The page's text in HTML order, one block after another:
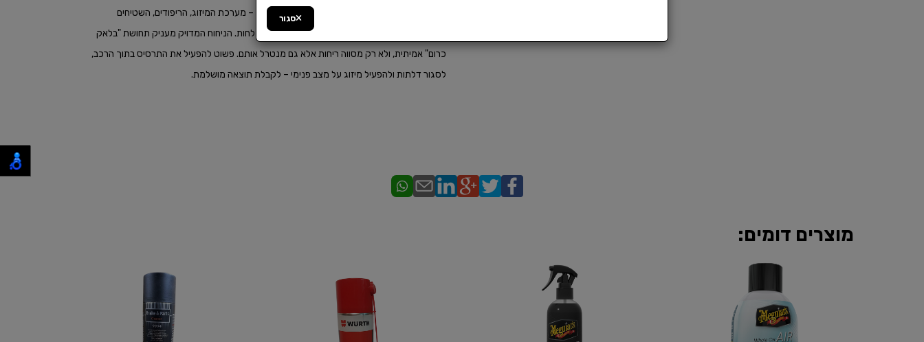
בתא הנוסעים. התכשיר פועל כחודר לכל חלקי הרכב – מערכת המיזוג, הריפודים, השטיחים
והתקרות – ומסלק ריחות עקשניים כמו עשן, אוכל או לחות. הניחוח המדויק מעניק תחושת "בלאק
כרום" אמיתית, ולא רק מסווה ריחות אלא גם מנטרל אותם. פשוט להפעיל את התרסיס בתוך הרכב,
לסגור דלתות ולהפעיל מיזוג על מצב פנימי – לקבלת תוצאה מושלמת.
מוצרים דומים:
סגור